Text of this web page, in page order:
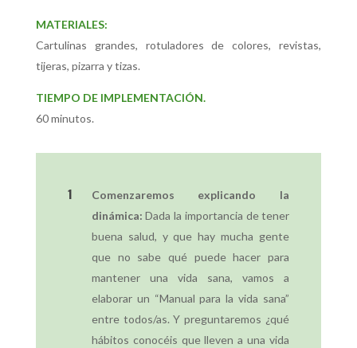
MATERIALES:
Cartulinas grandes, rotuladores de colores, revistas,
tijeras, pizarra y tizas.
TIEMPO DE IMPLEMENTACIÓN.
60 minutos.
Comenzaremos explicando la
dinámica: Dada la importancia de tener
buena salud, y que hay mucha gente
que no sabe qué puede hacer para
mantener una vida sana, vamos a
elaborar un “Manual para la vida sana”
entre todos/as. Y preguntaremos ¿qué
hábitos conocéis que lleven a una vida